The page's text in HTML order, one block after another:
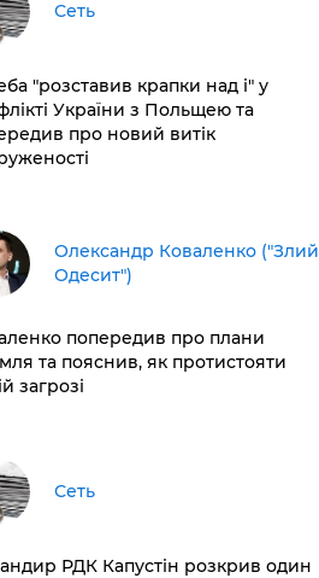
Сеть
"розставив крапки над і" у
України з Польщею та
про новий витік
Олександр Коваленко ("Злий
Одесит")
попередив про плани
та пояснив, як протистояти
загрозі
Сеть
РДК Капустін розкрив один